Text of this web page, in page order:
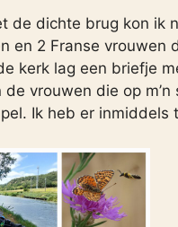
de dichte brug kon ik
en 2 Franse vrouwen
kerk lag een briefje
de vrouwen die op
Ik heb er